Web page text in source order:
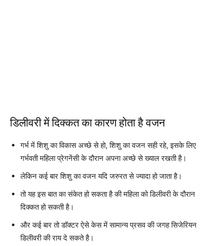
डिलीवरी में दिक्कत का कारण होता है वजन
गर्भ में शिशु का विकास अच्छे से हो, शिशु का वजन सही रहे, इसके लिए
गर्भवती महिला प्रेगनेंसी के दौरान अपना अच्छे से ख्याल रखती है।
लेकिन कई बार शिशु का वजन यदि जरुरत से ज्यादा हो जाता है।
तो यह इस बात का संकेत हो सकता है की महिला को डिलीवरी के दौरान
दिक्कत हो सकती है।
और कई बार तो डॉक्टर ऐसे केस में सामान्य प्रसव की जगह सिजेरियन
डिलीवरी की राय दे सकते है।